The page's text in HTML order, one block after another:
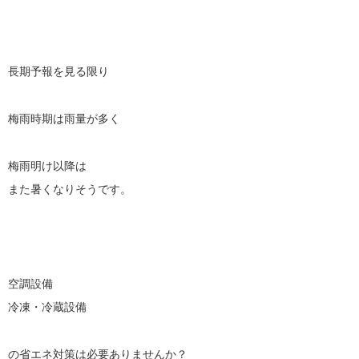
長期予報を見る限り
梅雨時期は雨量が多く
梅雨明け以降は
また暑くなりそうです。
空調設備
冷凍・冷蔵設備
の省エネ対策は必要ありませんか？